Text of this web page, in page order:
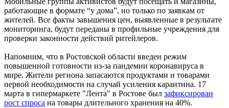
работающие в формате “у дома”, но только по заявкам от
жителей. Все факты завышения цен, выявленные в результате
мониторинга, будут переданы в профильные учреждения для
проверки законности действий ритейлеров.
Напомним, что в Ростовской области введен режим
повышенной готовности из-за пандемии коронавируса в
мире. Жители региона запасаются продуктами и товарами
первой необходимости на случай усиления карантина. 17
марта в гипермаркете "Лента" в Ростове был зафиксирован
рост спроса на товары длительного хранения на 40%.